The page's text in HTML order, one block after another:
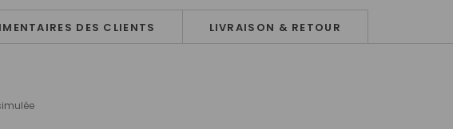
DES CLIENTS LIVRAISON & RETOUR